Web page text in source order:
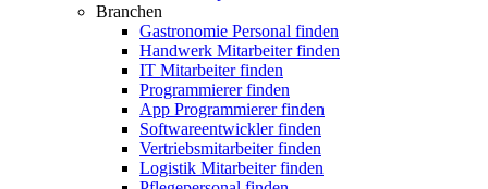
Branchen
Gastronomie Personal finden
Handwerk Mitarbeiter finden
IT Mitarbeiter finden
Programmierer finden
App Programmierer finden
Softwareentwickler finden
Vertriebsmitarbeiter finden
Logistik Mitarbeiter finden